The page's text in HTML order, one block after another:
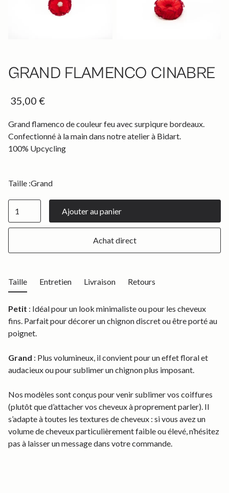
GRAND FLAMENCO CINABRE
35,00 €
Grand flamenco de couleur feu avec surpiqure bordeaux.
Confectionné à la main dans notre atelier à Bidart.
100% Upcycling
Taille :Grand
Achat direct
Taille Entretien Livraison Retours
Petit : Idéal pour un look minimaliste ou pour les cheveux
fins. Parfait pour décorer un chignon discret ou être porté au
poignet.
Grand : Plus volumineux, il convient pour un effet floral et
audacieux ou pour sublimer un chignon plus imposant.
Nos modèles sont conçus pour venir sublimer vos coiffures
(plutôt que d’attacher vos cheveux à proprement parler). Il
s’adapte à toutes les textures de cheveux : si vous avez un
volume de cheveux particulièrement faible ou élevé, n’hésitez
pas à laisser un message dans votre commande.